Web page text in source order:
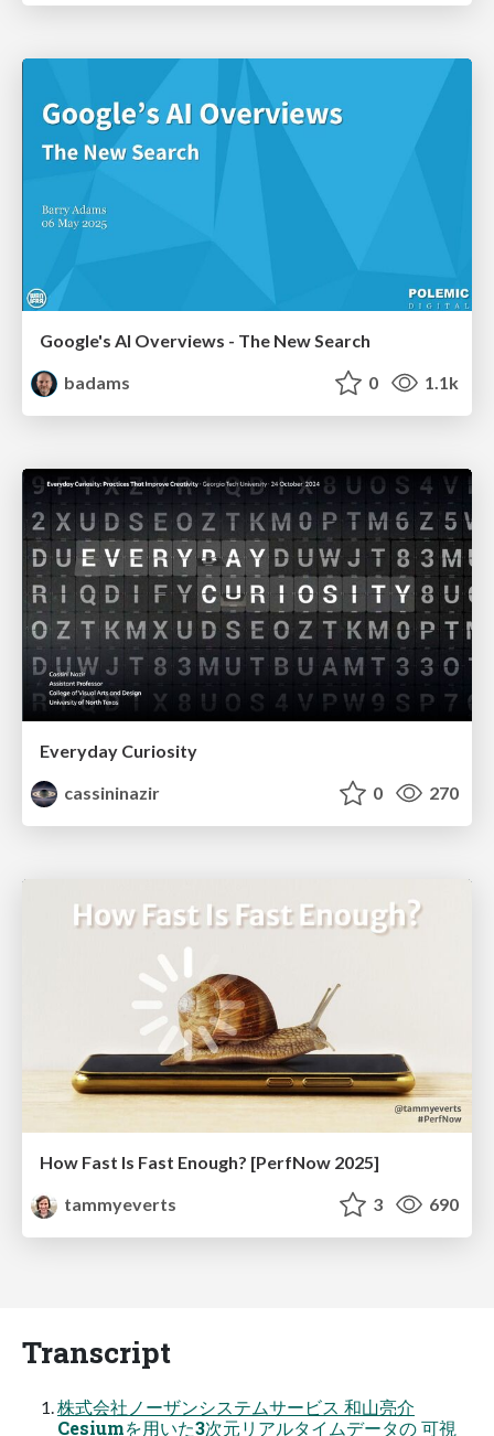
Google's AI Overviews - The New Search
badams
0 1.1k
Everyday Curiosity
cassininazir
0 270
How Fast Is Fast Enough? [PerfNow 2025]
tammyeverts
3 690
Transcript
株式会社ノーザンシステムサービス 和山亮介
Cesiumを用いた3次元リアルタイムデータの 可視